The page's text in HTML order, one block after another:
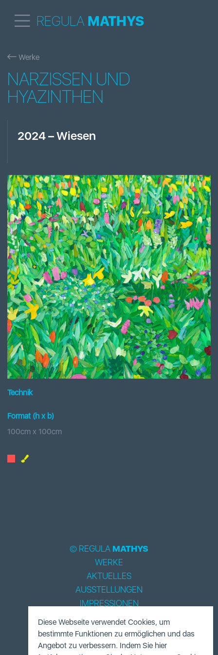
REGULA MATHYS
Werke
NARZISSEN UND
HYAZINTHEN
2024–Wiesen
Technik
Format (h x b)
100cm x 100cm
© REGULA MATHYS
WERKE
AKTUELLES
AUSSTELLUNGEN
IMPRESSIONEN
BIOGRAPHIE
LITERATUR
ACCESSOIRES
Diese Webseite verwendet Cookies, um
bestimmte Funktionen zu ermöglichen und das
Angebot zu verbessern. Indem Sie hier